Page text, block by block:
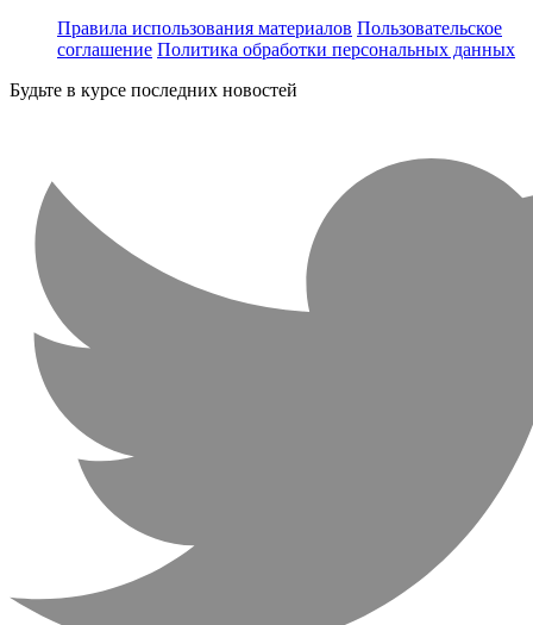
Правила использования материалов Пользовательское
соглашение Политика обработки персональных данных
Будьте в курсе последних новостей